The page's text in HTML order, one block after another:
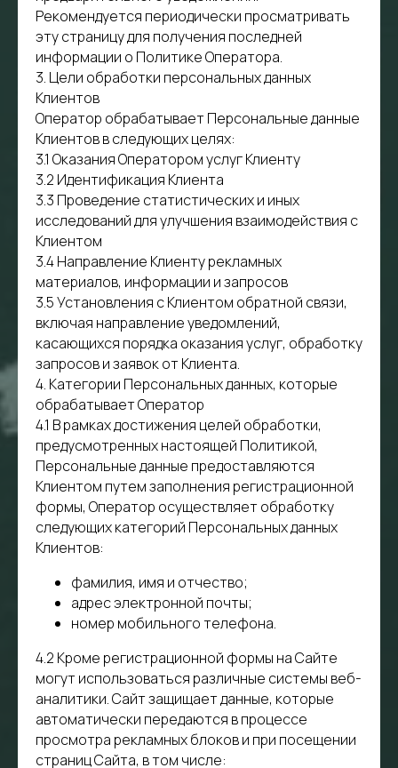
Рекомендуется периодически просматривать
эту страницу для получения последней
информации о Политике Оператора.
3. Цели обработки персональных данных
Клиентов
Оператор обрабатывает Персональные данные
Клиентов в следующих целях:
3.1 Оказания Оператором услуг Клиенту
3.2 Идентификация Клиента
3.3 Проведение статистических и иных
исследований для улучшения взаимодействия с
Клиентом
3.4 Направление Клиенту рекламных
материалов, информации и запросов
3.5 Установления с Клиентом обратной связи,
включая направление уведомлений,
касающихся порядка оказания услуг, обработку
запросов и заявок от Клиента.
4. Категории Персональных данных, которые
обрабатывает Оператор
4.1 В рамках достижения целей обработки,
предусмотренных настоящей Политикой,
Персональные данные предоставляются
Клиентом путем заполнения регистрационной
формы, Оператор осуществляет обработку
следующих категорий Персональных данных
Клиентов:
фамилия, имя и отчество;
адрес электронной почты;
номер мобильного телефона.
4.2 Кроме регистрационной формы на Сайте
могут использоваться различные системы веб-
аналитики. Сайт защищает данные, которые
автоматически передаются в процессе
просмотра рекламных блоков и при посещении
страниц Сайта, в том числе: